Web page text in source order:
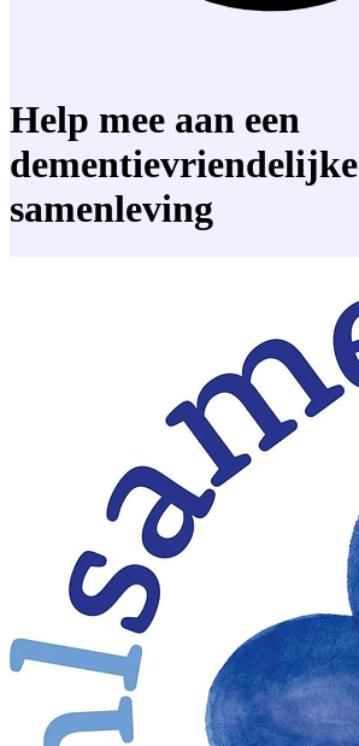
Help mee aan een
dementievriendelijke
samenleving